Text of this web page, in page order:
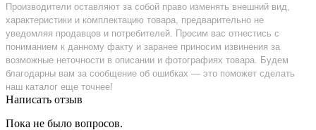
Производители оставляют за собой право изменять внешний вид,
характеристики и комплектацию товара, предварительно не
уведомляя продавцов и потребителей. Просим вас отнестись с
пониманием к данному факту и заранее приносим извинения за
возможные неточности в описании и фотографиях товара. Будем
благодарны вам за сообщение об ошибках — это поможет сделать
наш каталог еще точнее!
Написать отзыв
Пока не было вопросов.